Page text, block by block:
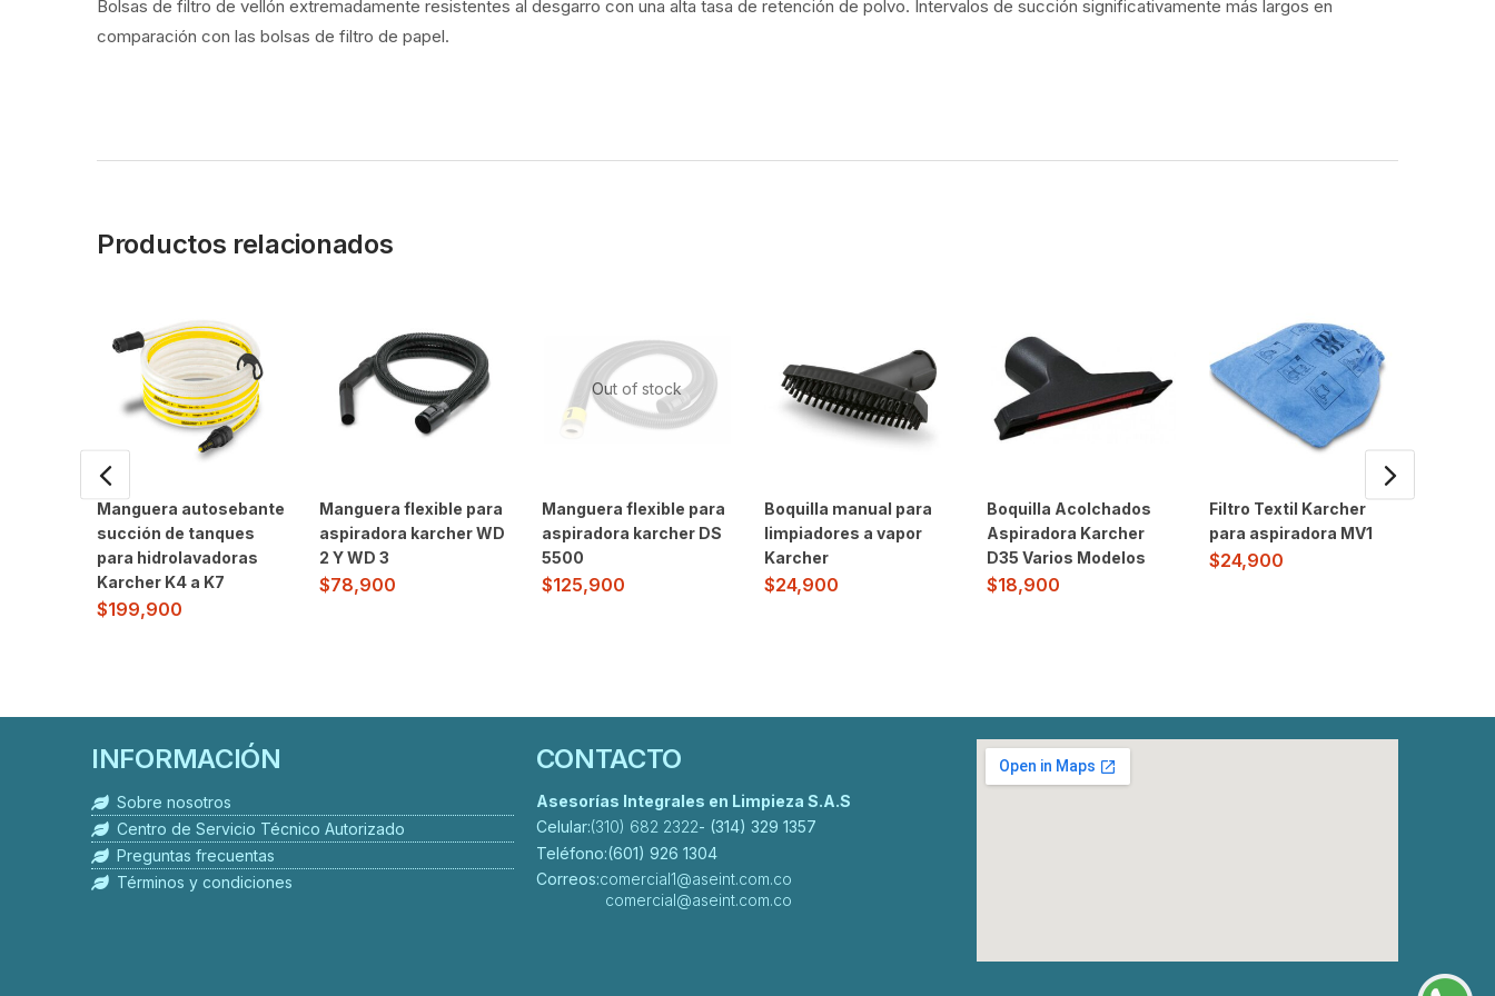
Bolsas de filtro de vellón extremadamente resistentes al desgarro con una alta tasa de retención de polvo. Intervalos de succión significativamente más largos en
comparación con las bolsas de filtro de papel.
Productos relacionados
Manguera autosebante
succión de tanques
para hidrolavadoras
Karcher K4 a K7
$199,900
Manguera flexible para
aspiradora karcher WD
2 Y WD 3
$78,900
Out of stock
Manguera flexible para
aspiradora karcher DS
5500
$125,900
Boquilla manual para
limpiadores a vapor
Karcher
$24,900
Boquilla Acolchados
Aspiradora Karcher
D35 Varios Modelos
$18,900
Filtro Textil Karcher
para aspiradora MV1
$24,900
INFORMACIÓN
Sobre nosotros
Centro de Servicio Técnico Autorizado
Preguntas frecuentas
Términos y condiciones
CONTACTO
Asesorías Integrales en Limpieza S.A.S
Celular:(310) 682 2322- (314) 329 1357
Teléfono:(601) 926 1304
Correos:comercial1@aseint.com.co
comercial@aseint.com.co